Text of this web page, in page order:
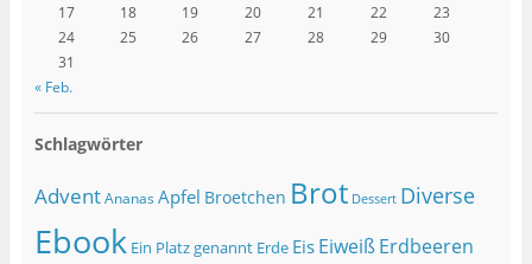
17
18 19 20 21 22
23
24
25 26 27 28 29
30
31
« Feb.
Schlagwörter
Advent Ananas Apfel Broetchen Brot Dessert Diverse
Ebook Ein Platz genannt Erde Eis Eiweiß Erdbeeren